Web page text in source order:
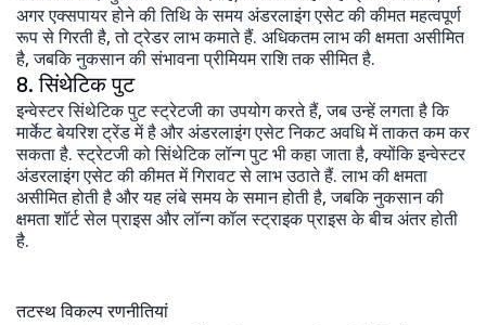
अगर एक्सपायर होने की तिथि के समय अंडरलाइंग एसेट की कीमत महत्वपूर्ण
रूप से गिरती है, तो ट्रेडर लाभ कमाते हैं. अधिकतम लाभ की क्षमता असीमित
है, जबकि नुकसान की संभावना प्रीमियम राशि तक सीमित है.
8. सिंथेटिक पुट
इन्वेस्टर सिंथेटिक पुट स्ट्रेटजी का उपयोग करते हैं, जब उन्हें लगता है कि
मार्केट बेयरिश ट्रेंड में है और अंडरलाइंग एसेट निकट अवधि में ताकत कम कर
सकता है. स्ट्रेटजी को सिंथेटिक लॉन्ग पुट भी कहा जाता है, क्योंकि इन्वेस्टर
अंडरलाइंग एसेट की कीमत में गिरावट से लाभ उठाते हैं. लाभ की क्षमता
असीमित होती है और यह लंबे समय के समान होती है, जबकि नुकसान की
क्षमता शॉर्ट सेल प्राइस और लॉन्ग कॉल स्ट्राइक प्राइस के बीच अंतर होती
है.
तटस्थ विकल्प रणनीतियां